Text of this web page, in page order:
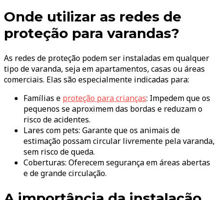
Onde utilizar as redes de
proteção para varandas?
As redes de proteção podem ser instaladas em qualquer
tipo de varanda, seja em apartamentos, casas ou áreas
comerciais. Elas são especialmente indicadas para:
Famílias e proteção para crianças: Impedem que os
pequenos se aproximem das bordas e reduzam o
risco de acidentes.
Lares com pets: Garante que os animais de
estimação possam circular livremente pela varanda,
sem risco de queda.
Coberturas: Oferecem segurança em áreas abertas
e de grande circulação.